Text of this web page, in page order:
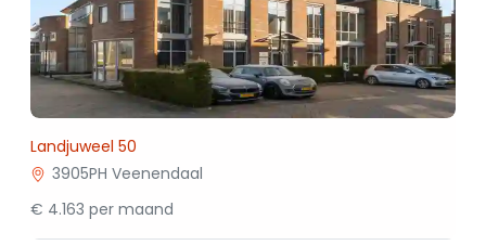
Landjuweel 50
3905PH Veenendaal
€ 4.163 per maand